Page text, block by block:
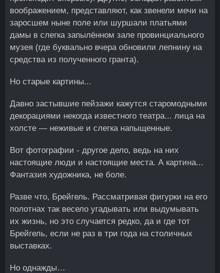
воображением, представляют, как звенели мечи на
заросшем ныне поле или шуршали платьями
дамы в слегка запылённом зале провинциального
музея (где буквально вчера обновили лепнину на
средства из полученного гранта).
Но старые картины...
Давно застывшие пейзажи кажутся старомодными
декорациями некогда известного театра... лица на
холсте — неживые и слегка напыщенные.
Вот фотографии - другое дело, ведь на них
настоящие люди и настоящие места. А картина...
Фантазия художника, не боле.
Разве что, Брейгель. Рассматривая фигурки на его
полотнах так весело угадывать или выдумывать
их жизнь, но это случается редко, да и где тот
Брейгель, если не раз в три года на столичных
выставках.
Но однажды…